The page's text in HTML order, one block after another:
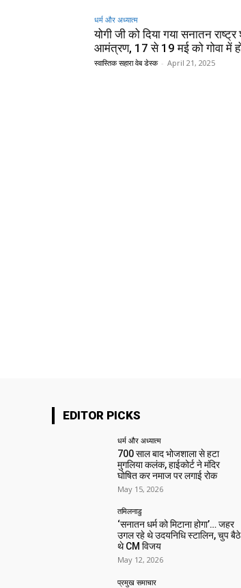
धर्म और अध्यात्म
योगी जी को दिया गया सनातन
आमंत्रण, 17 से 19 मई को गोवा में
स्वास्तिक सहारा वेब डेस्क - April 21, 2025
EDITOR PICKS
धर्म और अध्यात्म
700 साल बाद भोजशाला से हटा
मुगलिया कलंक, हाईकोर्ट ने मंदिर
घोषित कर नमाज पर लगाई रोक
May 15, 2026
तमिलनाडु
‘सनातन धर्म को मिटाना होगा’… जहर
उगल रहे थे उदयनिधि स्टालिन, चुप बैठे
थे CM विजय
May 12, 2026
प्रमुख समाचार‎